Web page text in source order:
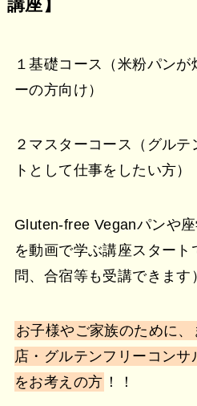
講座】
１基礎コース（米粉パン
ーの方向け）
２マスターコース（グル
トとして仕事をしたい方）
Gluten-free Veganパンや
を動画で学ぶ講座スタート
問、合宿等も受講できます
お子様やご家族のために
店・グルテンフリーコン
をお考えの方 ！！